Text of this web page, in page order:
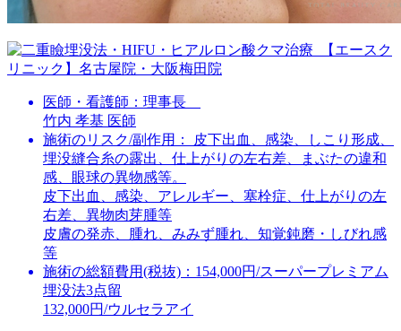
医師・看護師： 理事長
竹内 孝基 医師
施術のリスク/副作用：
皮下出血、感染、しこり形成、
埋没縫合糸の露出、仕上がりの左右差、まぶたの違和
感、眼球の異物感等。
皮下出血、感染、アレルギー、塞栓症、仕上がりの左
右差、異物肉芽腫等
皮膚の発赤、腫れ、みみず腫れ、知覚鈍磨・しびれ感
等
施術の総額費用(税抜)： 154,000円/スーパープレミアム
埋没法3点留
132,000円/ウルセラアイ